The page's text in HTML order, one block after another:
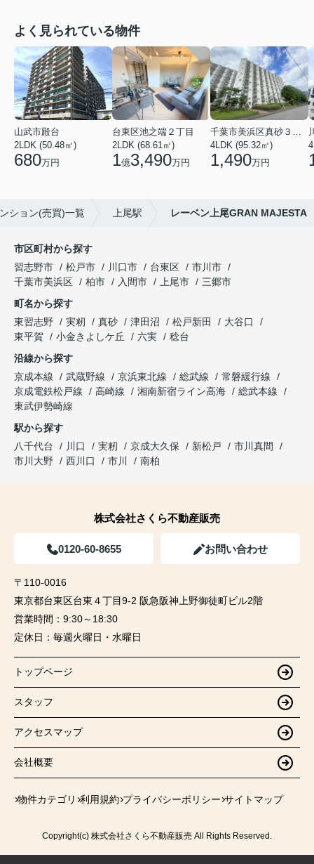
よく見られている物件
山武市殿台
2LDK (50.48㎡)
680万円
台東区池之端２丁目
2LDK (68.61㎡)
1億3,490万円
4LDK (95.32㎡)
1,490万円
ション(売買)一覧 上尾駅 レーベン上尾GRAN MAJESTA
市区町村から探す
習志野市
松戸市 川口市 台東区
市川市
千葉市美浜区
柏市 入間市 上尾市
三郷市
町名から探す
東習志野
実籾 真砂 津田沼 松戸新田
大谷口
東平賀
小金きよしケ丘 六実
稔台
沿線から探す
京成本線
武蔵野線 京浜東北線 総武線
常磐緩行線
京成電鉄松戸線
高崎線 湘南新宿ライン高海
総武本線
東武伊勢崎線
駅から探す
八千代台
川口 実籾 京成大久保 新松戸
市川真間
市川大野
西川口 市川 南柏
株式会社さくら不動産販売
0120-60-8655 お問い合わせ
〒110-0016
東京都台東区台東４丁目9-2 阪急阪神上野御徒町ビル2階
営業時間： 9:30～18:30
定休日： 毎週火曜日・水曜日
トップページ
スタッフ
アクセスマップ
会社概要
物件カテゴリ 利用規約 プライバシーポリシー サイトマップ
Copyright(c) 株式会社さくら不動産販売 All Rights Reserved.